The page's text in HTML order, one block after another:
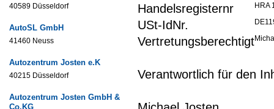
40589 Düsseldorf
AutoSL GmbH
41460 Neuss
Autozentrum Josten e.K
40215 Düsseldorf
Autozentrum Josten GmbH &
Co.KG
Handelsregisternr HRA
USt-IdNr.
Vertretungsberechtigt
Verantwortlich für den